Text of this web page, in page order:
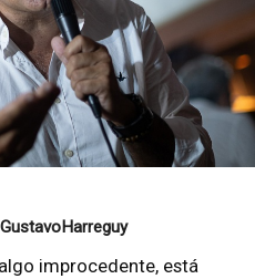
improcedente, está